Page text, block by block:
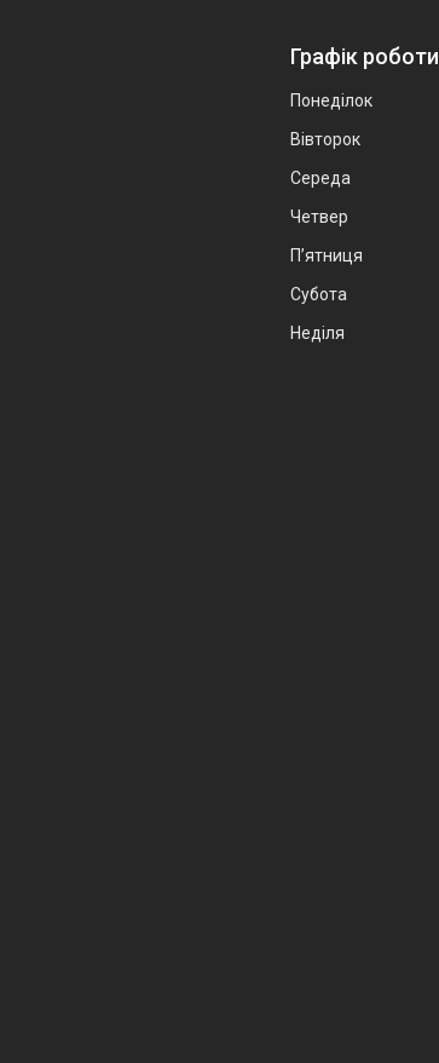
Графік роботи
Понеділок
Вівторок
Середа
Четвер
Пʼятниця
Субота
Неділя